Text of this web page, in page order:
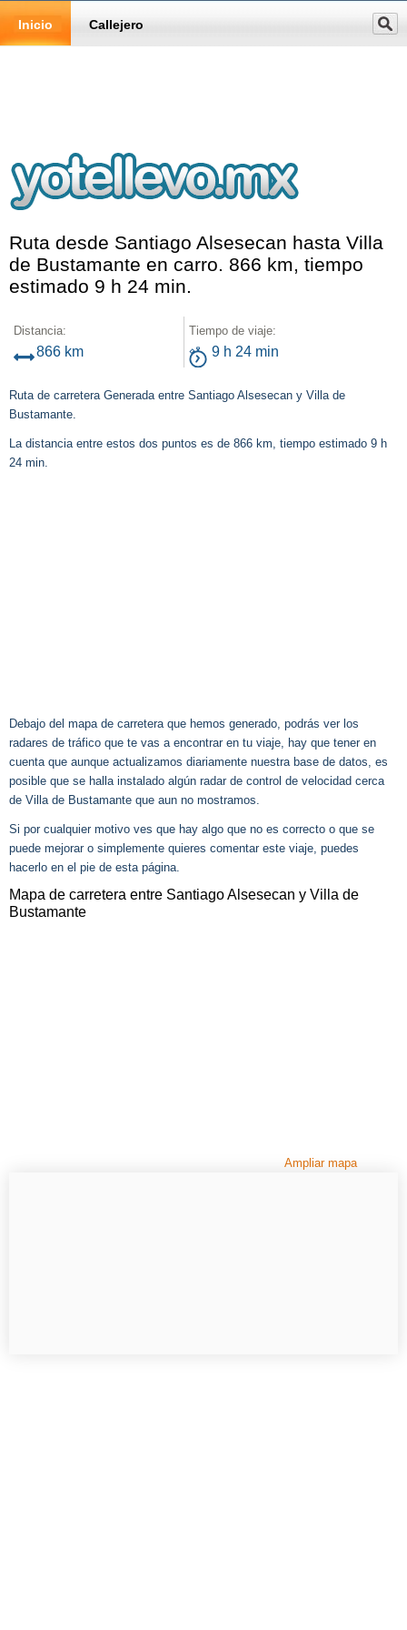
Inicio Callejero
Ruta desde Santiago Alsesecan hasta Villa
de Bustamante en carro. 866 km, tiempo
estimado 9 h 24 min.
Distancia:
866 km
Tiempo de viaje:
9 h 24 min
Ruta de carretera Generada entre Santiago Alsesecan y Villa de
Bustamante.
La distancia entre estos dos puntos es de 866 km, tiempo estimado 9 h
24 min.
Debajo del mapa de carretera que hemos generado, podrás ver los
radares de tráfico que te vas a encontrar en tu viaje, hay que tener en
cuenta que aunque actualizamos diariamente nuestra base de datos, es
posible que se halla instalado algún radar de control de velocidad cerca
de Villa de Bustamante que aun no mostramos.
Si por cualquier motivo ves que hay algo que no es correcto o que se
puede mejorar o simplemente quieres comentar este viaje, puedes
hacerlo en el pie de esta página.
Mapa de carretera entre Santiago Alsesecan y Villa de
Bustamante
Ampliar mapa